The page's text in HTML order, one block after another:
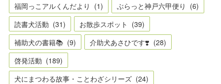
福岡っこアルくんだより (1) ぶらっと神戸六甲便り (6)
読書犬活動 (31) お散歩スポット (39)
補助犬の書籍📚 (9) 介助犬あさひです❣️ (28)
啓発活動 (189)
犬にまつわる故事・ことわざシリーズ (24)